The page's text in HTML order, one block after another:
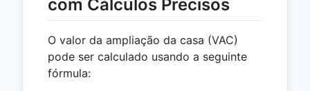
com Cálculos Precisos
O valor da ampliação da casa (VAC)
pode ser calculado usando a seguinte
fórmula: